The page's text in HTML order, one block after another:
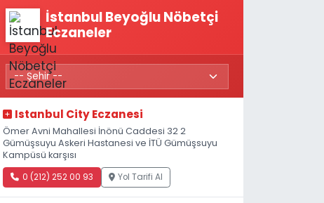
İstanbul Beyoğlu Nöbetçi
Eczaneler
Istanbul City Eczanesi
Ömer Avni Mahallesi İnönü Caddesi 32 2
Gümüşsuyu Askeri Hastanesi ve İTÜ Gümüşsuyu
Kampüsü karşısı
0 (212) 252 00 93 Yol Tarifi Al